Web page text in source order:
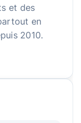
et des
en
2010.